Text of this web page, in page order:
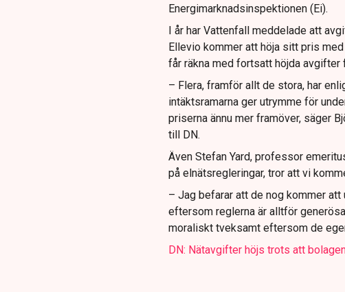
Energimarknadsinspektionen (Ei).
I år har Vattenfall meddelade att
Ellevio kommer att höja sitt pris
får räkna med fortsatt höjda avgifter
– Flera, framför allt de stora, har
intäktsramarna ger utrymme för
priserna ännu mer framöver, säger
till DN.
Även Stefan Yard, professor
på elnätsregleringar, tror att vi
– Jag befarar att de nog kommer
eftersom reglerna är alltför
moraliskt tveksamt eftersom de
DN: Nätavgifter höjs trots att